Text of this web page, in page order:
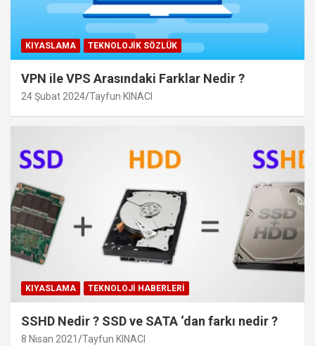
KIYASLAMA TEKNOLOJIK SÖZLÜK
VPN ile VPS Arasındaki Farklar Nedir ?
24 Şubat 2024 Tayfun KINACI
KIYASLAMA TEKNOLOJI HABERLERI
SSHD Nedir ? SSD ve SATA ‘dan farkı nedir ?
8 Nisan 2021 Tayfun KINACI